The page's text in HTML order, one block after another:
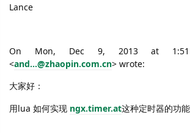
Lance
On Mon, Dec 9, 2013 at
<and...@zhaopin.com.cn> wrote:
大家好：
用lua 如何实现 ngx.timer.at这种定时器的功